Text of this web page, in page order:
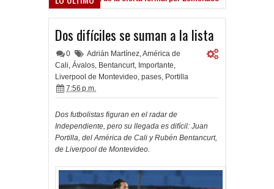
Dos difíciles se suman a la lista
0 Adrián Martínez,América de
Cali, Ávalos, Bentancurt, Importante,
Liverpool de Montevideo, pases, Portilla
7:56 p.m.
Dos futbolistas figuran en el radar de
Independiente, pero su llegada es difícil: Juan
Portilla, del América de Cali y Rubén Bentancurt,
de Liverpool de Montevideo.